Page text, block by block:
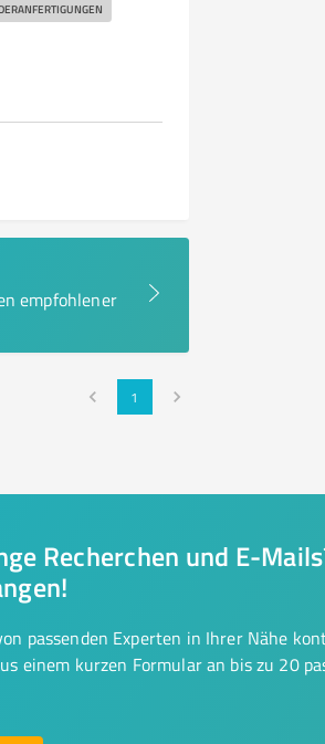
empfohlener
1
Recherchen und E-
passenden Experten in Ihrer Nähe
einem kurzen Formular an bis zu 20